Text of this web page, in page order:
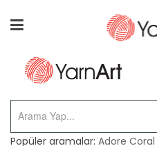
Popüler aramalar: Adore Coral